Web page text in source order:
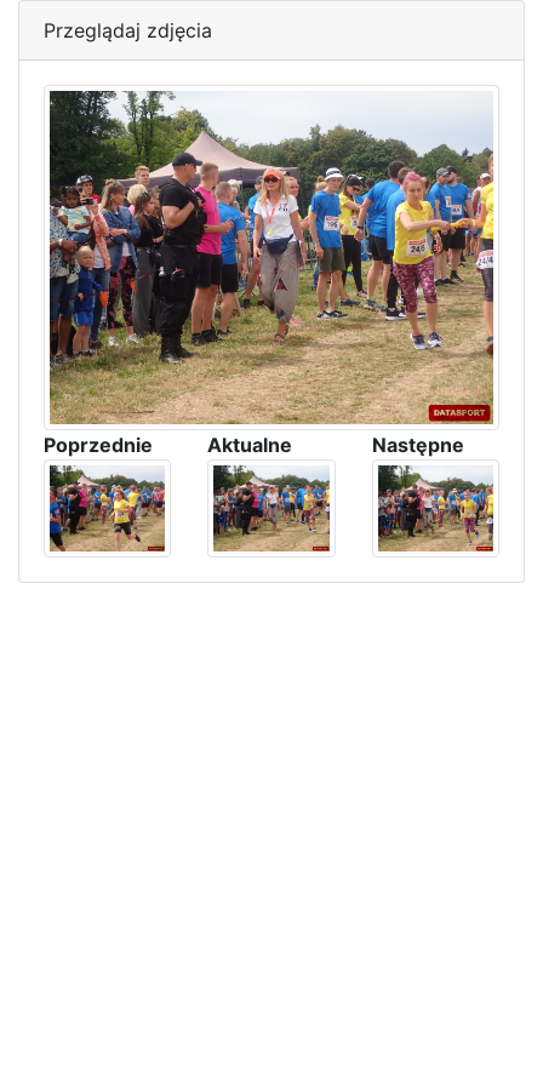
Przeglądaj zdjęcia
Poprzednie Aktualne Następne